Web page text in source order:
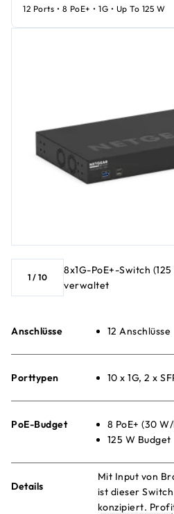
1 / 10
8x1G-PoE+-Switch
verwaltet
Anschlüsse 12 Anschlüsse
Porttypen 10 x 1G, 2 x
PoE-Budget
8 PoE+ (30
125 W Budget
Details
Mit Input von
ist dieser
konzipiert.
12 Ports • 8 PoE+ • 1G • Up To 125 W